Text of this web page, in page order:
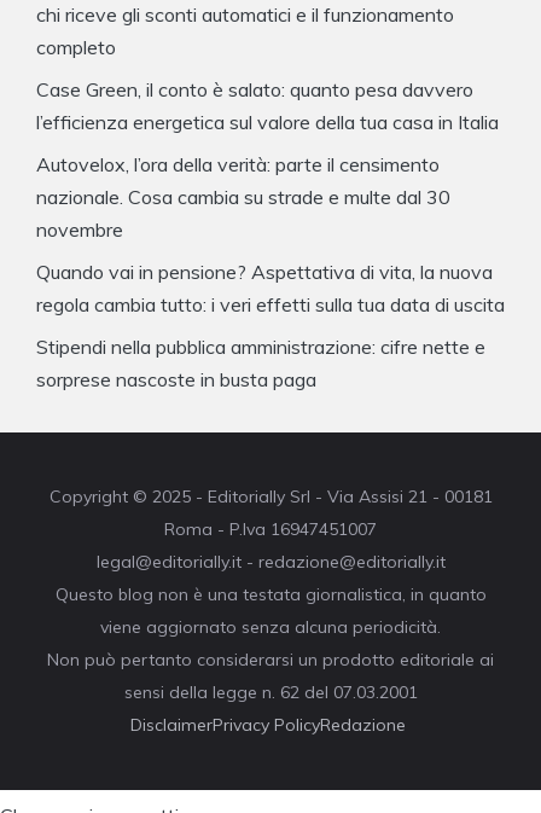
chi riceve gli sconti automatici e il funzionamento
completo
Case Green, il conto è salato: quanto pesa davvero
l’efficienza energetica sul valore della tua casa in Italia
Autovelox, l’ora della verità: parte il censimento
nazionale. Cosa cambia su strade e multe dal 30
novembre
Quando vai in pensione? Aspettativa di vita, la nuova
regola cambia tutto: i veri effetti sulla tua data di uscita
Stipendi nella pubblica amministrazione: cifre nette e
sorprese nascoste in busta paga
Copyright © 2025 - Editorially Srl - Via Assisi 21 - 00181
Roma - P.Iva 16947451007
legal@editorially.it - redazione@editorially.it
Questo blog non è una testata giornalistica, in quanto
viene aggiornato senza alcuna periodicità.
Non può pertanto considerarsi un prodotto editoriale ai
sensi della legge n. 62 del 07.03.2001
DisclaimerPrivacy PolicyRedazione